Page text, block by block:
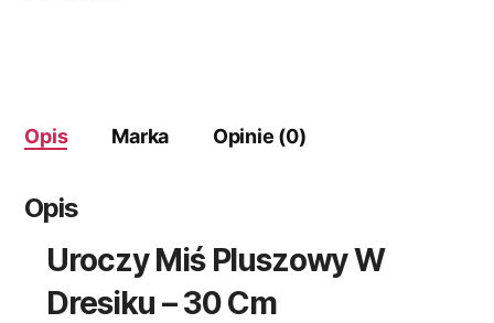
Opis Marka Opinie (0)
Opis
Uroczy Miś Pluszowy W
Dresiku – 30 Cm